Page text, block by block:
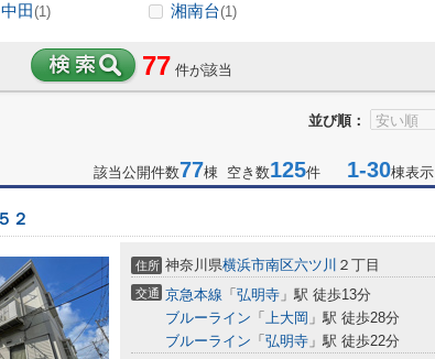
中田(1) 湘南台(1)
77 件が該当
並び順：
該当公開件数77棟 空き数125件 1-30棟表示
２
住所 神奈川県横浜市南区六ツ川 ２丁目
交通 京急本線 「 弘明寺 」駅 徒歩13分
ブルーライン 「 上大岡 」駅 徒歩28分
ブルーライン 「 弘明寺 」駅 徒歩22分